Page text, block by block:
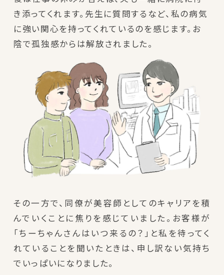
き添ってくれます。先生に質問するなど、私の病気
に強い関心を持ってくれているのを感じます。お
陰で孤独感からは解放されました。
その一方で、同僚が美容師としてのキャリアを積
んでいくことに焦りを感じていました。お客様が
「ちーちゃんさんはいつ来るの？」と私を待ってく
れていることを聞いたときは、申し訳ない気持ち
でいっぱいになりました。